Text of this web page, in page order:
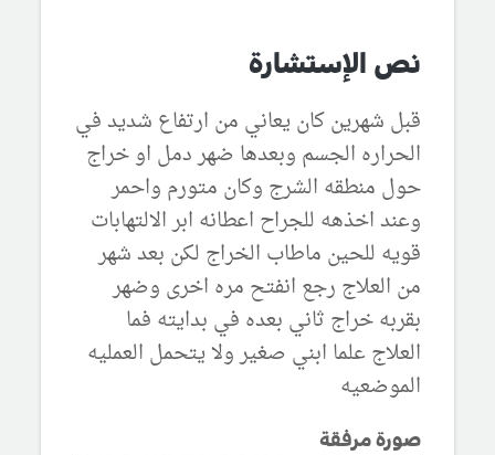
نص الإستشارة
قبل شهرين كان يعاني من ارتفاع شديد في
الحراره الجسم وبعدها ضهر دمل او خراج
حول منطقه الشرج وكان متورم واحمر
وعند اخذهه للجراح اعطانه ابر الالتهابات
قويه للحين ماطاب الخراج لكن بعد شهر
من العلاج رجع انفتح مره اخرى وضهر
بقربه خراج ثاني بعده في بدايته فما
العلاج علما ابني صغير ولا يتحمل العمليه
الموضعيه
صورة مرفقة